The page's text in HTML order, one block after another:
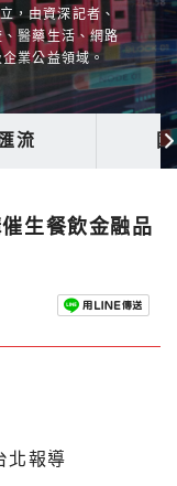
，由資深記者、
醫藥生活、網路
業公益領域。
流
生餐飲金融品
北報導